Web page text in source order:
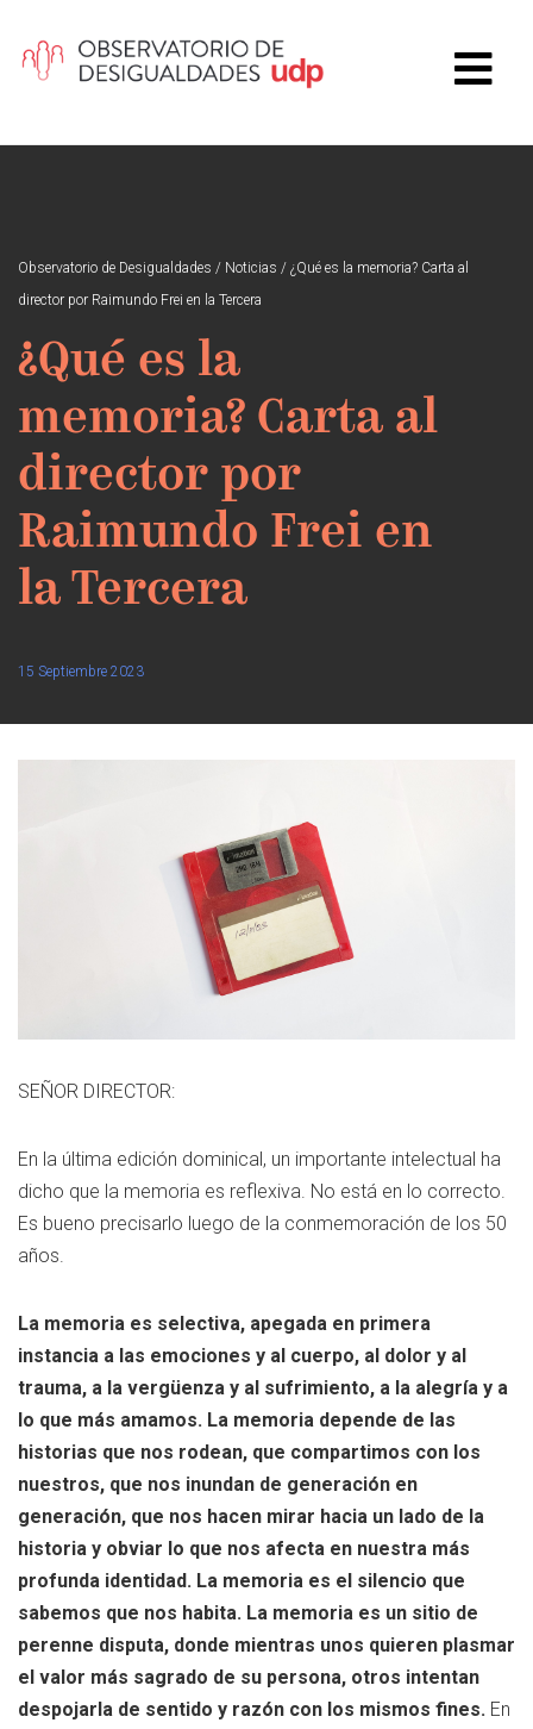
Observatorio de Desigualdades / Noticias / ¿Qué es la memoria? Carta al
director por Raimundo Frei en la Tercera
¿Qué es la
memoria? Carta al
director por
Raimundo Frei en
la Tercera
15 Septiembre 2023
SEÑOR DIRECTOR:
En la última edición dominical, un importante intelectual ha
dicho que la memoria es reflexiva. No está en lo correcto.
Es bueno precisarlo luego de la conmemoración de los 50
años.
La memoria es selectiva, apegada en primera
instancia a las emociones y al cuerpo, al dolor y al
trauma, a la vergüenza y al sufrimiento, a la alegría y a
lo que más amamos. La memoria depende de las
historias que nos rodean, que compartimos con los
nuestros, que nos inundan de generación en
generación, que nos hacen mirar hacia un lado de la
historia y obviar lo que nos afecta en nuestra más
profunda identidad. La memoria es el silencio que
sabemos que nos habita. La memoria es un sitio de
perenne disputa, donde mientras unos quieren plasmar
el valor más sagrado de su persona, otros intentan
despojarla de sentido y razón con los mismos fines. En